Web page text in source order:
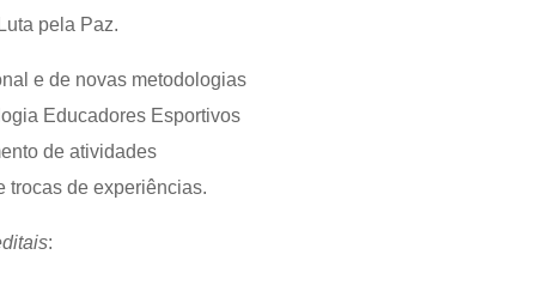
pela Paz.
e de novas metodologias
Educadores Esportivos
de atividades
trocas de experiências.
: